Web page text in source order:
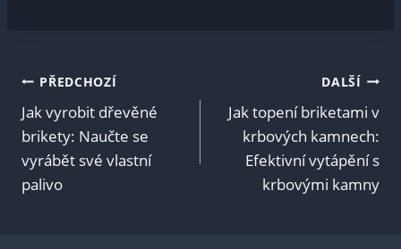
Navigace
pro
příspěvek
PŘEDCHOZÍ
Jak vyrobit dřevěné
brikety: Naučte se
vyrábět své vlastní
palivo
DALŠÍ
Jak topení briketami v
krbových kamnech:
Efektivní vytápění s
krbovými kamny